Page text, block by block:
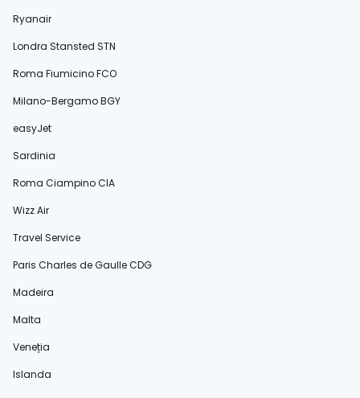
Ryanair
Londra Stansted STN
Roma Fiumicino FCO
Milano-Bergamo BGY
easyJet
Sardinia
Roma Ciampino CIA
Wizz Air
Travel Service
Paris Charles de Gaulle CDG
Madeira
Malta
Veneția
Islanda